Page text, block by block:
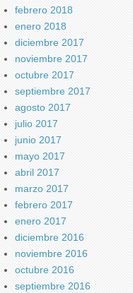
febrero 2018
enero 2018
diciembre 2017
noviembre 2017
octubre 2017
septiembre 2017
agosto 2017
julio 2017
junio 2017
mayo 2017
abril 2017
marzo 2017
febrero 2017
enero 2017
diciembre 2016
noviembre 2016
octubre 2016
septiembre 2016